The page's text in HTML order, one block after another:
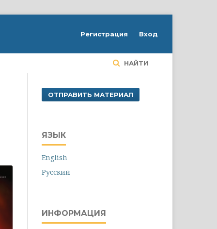
НАЙТИ
Регистрация Вход
ОТПРАВИТЬ МАТЕРИАЛ
ЯЗЫК
English
Русский
ИНФОРМАЦИЯ